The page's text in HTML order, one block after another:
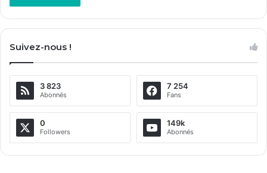
Suivez-nous !
3 823
Abonnés
7 254
Fans
0
Followers
149k
Abonnés